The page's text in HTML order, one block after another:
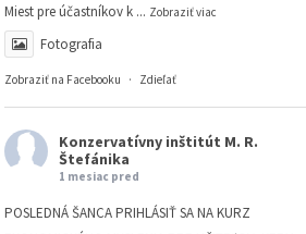
Miest pre účastníkov k ... Zobraziť viac
Fotografia
Zobraziť na Facebooku · Zdieľať
Konzervatívny inštitút M. R.
Štefánika
1 mesiac pred
POSLEDNÁ ŠANCA PRIHLÁSIŤ SA NA KURZ